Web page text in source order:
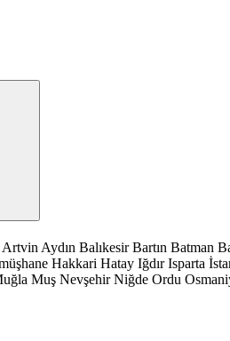
Artvin Aydın Balıkesir Bartın Batman
Hakkari Hatay Iğdır Isparta
Muş Nevşehir Niğde Ordu